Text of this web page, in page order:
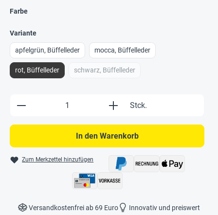
Farbe
Variante
apfelgrün, Büffelleder mocca, Büffelleder
rot, Büffelleder schwarz, Büffelleder
Produkt Anzahl: Gib den gewünschten
Stck.
In den Warenkorb
Zum Merkzettel hinzufügen
Versandkostenfrei ab 69 Euro
Innovativ und preiswert